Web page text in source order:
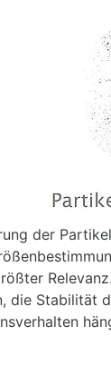
der
die Stabilität